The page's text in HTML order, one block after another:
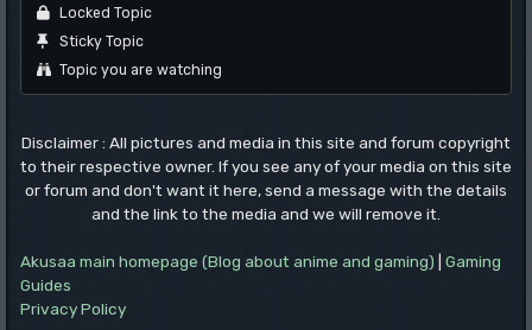
Locked Topic
Sticky Topic
Topic you are watching
Disclaimer : All pictures and media in this site and forum copyright
to their respective owner. If you see any of your media on this site
or forum and don't want it here, send a message with the details
and the link to the media and we will remove it.
Akusaa main homepage (Blog about anime and gaming) | Gaming
Guides
Privacy Policy